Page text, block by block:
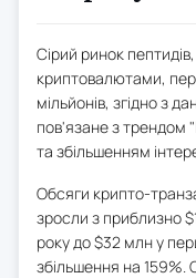
Сірий ринок
криптовалютами,
мільйонів, згідно з
пов'язане з трендом
та збільшенням
Обсяги крипто-
зросли з приблизно
року до $32 млн у
збільшення на 159%.